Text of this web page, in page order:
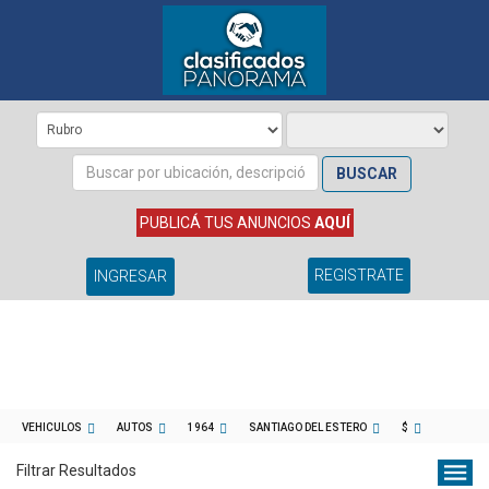
BUSCAR
PUBLICÁ TUS ANUNCIOS AQUÍ
INGRESAR REGISTRATE
VEHICULOS AUTOS 1964 SANTIAGO DEL ESTERO $
Filtrar Resultados